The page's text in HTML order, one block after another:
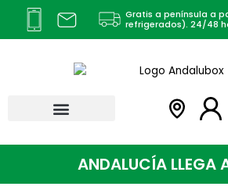
contenido
Gratis a península a
refrigerados). 24/48
ANDALUCÍA LLEGA A